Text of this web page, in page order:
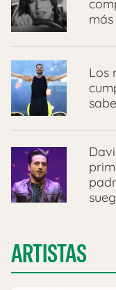
Los
ARTISTAS